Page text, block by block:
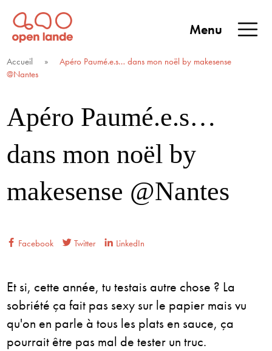
Aller
directement
au
contenu
TERRITOIRES
Open Lande
Entreprises & territoires
Menu
Accueil »
Apéro Paumé.e.s… dans mon noël by makesense
@Nantes
Apéro Paumé.e.s…
dans mon noël by
makesense @Nantes
Facebook Twitter LinkedIn
Et si, cette année, tu testais autre chose ? La
sobriété ça fait pas sexy sur le papier mais vu
qu'on en parle à tous les plats en sauce, ça
pourrait être pas mal de tester un truc.